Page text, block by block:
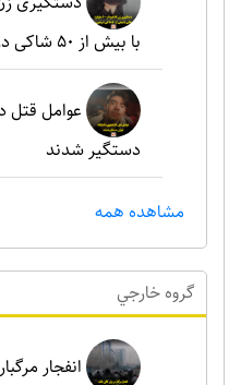
با بیش از ۵۰ شاکی در شهرری
عوامل قتل
دستگیر شدند
مشاهده همه
گروه خارجي